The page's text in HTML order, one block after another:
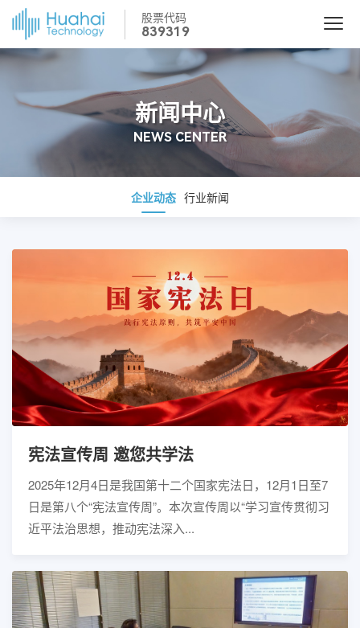
股票代码
839319
NEWS CENTER
新闻中心
企业动态 行业新闻
宪法宣传周 邀您共学法
2025年12月4日是我国第十二个国家宪法日，12月1日至7
日是第八个“宪法宣传周”。本次宣传周以“学习宣传贯彻习
近平法治思想，推动宪法深入...